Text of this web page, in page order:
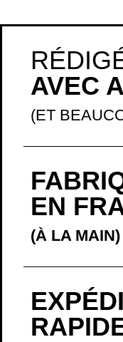
AVEC
(ET
EN
(À LA MAIN)